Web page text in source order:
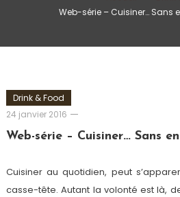
Web-série – Cuisiner… Sans
Drink & Food
24 janvier 2016
Romain-
Paris
Web-série – Cuisiner… Sans
Cuisiner au quotidien, peut
casse-tête. Autant la volonté est là,